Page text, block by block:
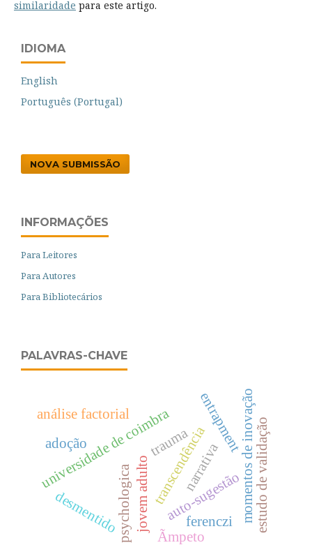
similaridade para este artigo.
IDIOMA
English
Português (Portugal)
NOVA SUBMISSÃO
INFORMAÇÕES
Para Leitores
Para Autores
Para Bibliotecários
PALAVRAS-CHAVE
auto-sugestão
universidade de coimbra
psychologica
análise factorial
narrativa momentos de inovação
entrapmentestudo de validação
jovem adulto ferenczi
trauma
desmentido
transcendência
Ãmpeto
adoção